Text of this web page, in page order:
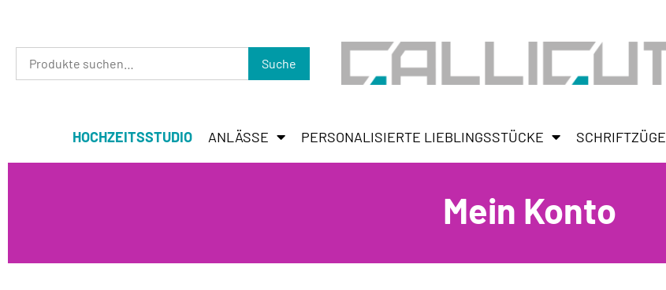
Suche
HOCHZEITSSTUDIO ANLÄSSE PERSONALISIERTE LIEBLINGSSTÜCKE SCHRIFTZÜGE
Mein Konto